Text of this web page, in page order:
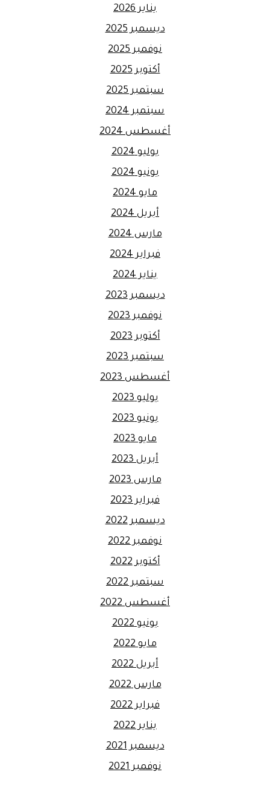
يناير 2026
ديسمبر 2025
نوفمبر 2025
أكتوبر 2025
سبتمبر 2025
سبتمبر 2024
أغسطس 2024
يوليو 2024
يونيو 2024
مايو 2024
أبريل 2024
مارس 2024
فبراير 2024
يناير 2024
ديسمبر 2023
نوفمبر 2023
أكتوبر 2023
سبتمبر 2023
أغسطس 2023
يوليو 2023
يونيو 2023
مايو 2023
أبريل 2023
مارس 2023
فبراير 2023
ديسمبر 2022
نوفمبر 2022
أكتوبر 2022
سبتمبر 2022
أغسطس 2022
يونيو 2022
مايو 2022
أبريل 2022
مارس 2022
فبراير 2022
يناير 2022
ديسمبر 2021
نوفمبر 2021